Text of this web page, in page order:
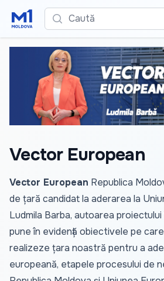
Caută
Vector European
Vector European Republica
de țară candidat la aderarea la
Ludmila Barba, autoarea proiectului
pune în evidență obiectivele pe
realizeze țara noastră pentru a
europeană, etapele procesului de